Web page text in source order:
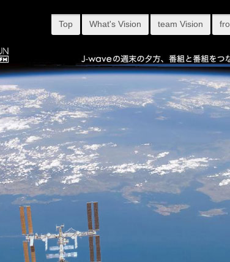
Top What's Vision team Vision